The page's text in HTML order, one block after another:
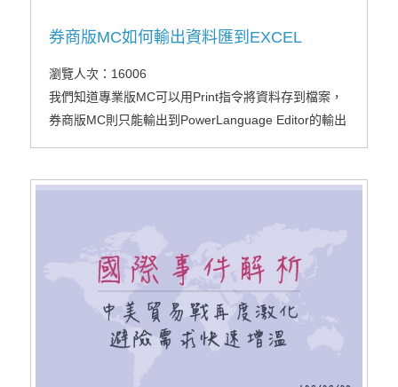
券商版MC如何輸出資料匯到EXCEL
瀏覽人次：16006
我們知道專業版MC可以用Print指令將資料存到檔案，
券商版MC則只能輸出到PowerLanguage Editor的輸出
工作。